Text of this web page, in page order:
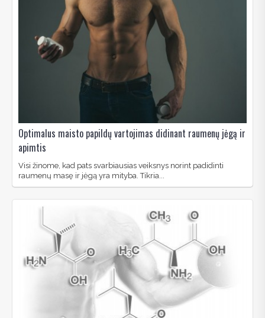
Optimalus maisto papildų vartojimas didinant raumenų jėgą ir
apimtis
Visi žinome, kad pats svarbiausias veiksnys norint padidinti
raumenų masę ir jėgą yra mityba. Tikria...